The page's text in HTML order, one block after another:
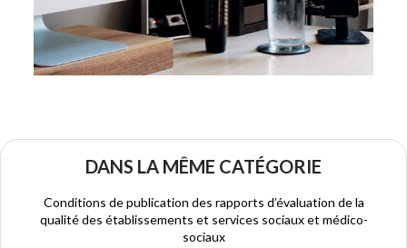
DANS LA MÊME CATÉGORIE
Conditions de publication des rapports d’évaluation de la
qualité des établissements et services sociaux et médico-
sociaux